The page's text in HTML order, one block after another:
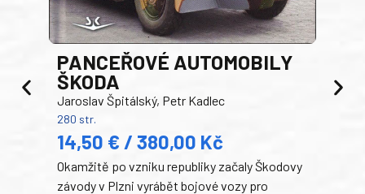
PANCEŘOVÉ AUTOMOBILY
ŠKODA
Jaroslav Špitálský, Petr Kadlec
280 str.
14,50 € / 380,00 Kč
Okamžitě po vzniku republiky začaly Škodovy
závody v Plzni vyrábět bojové vozy pro